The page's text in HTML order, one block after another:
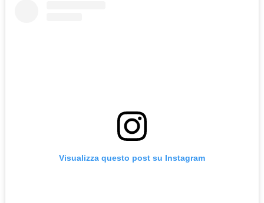
Visualizza questo post su Instagram